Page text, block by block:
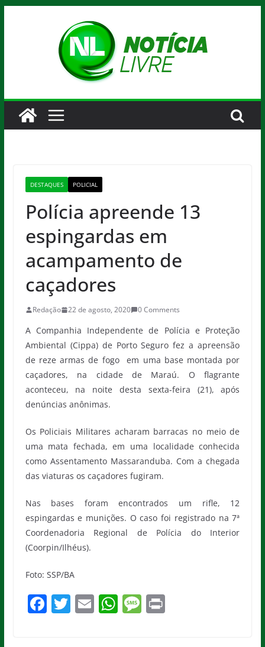
DESTAQUES POLICIAL
Polícia apreende 13
espingardas em
acampamento de
caçadores
Redação 22 de agosto, 2020 0 Comments
A Companhia Independente de Polícia e Proteção
Ambiental (Cippa) de Porto Seguro fez a apreensão
de reze armas de fogo em uma base montada por
caçadores, na cidade de Maraú. O flagrante
aconteceu, na noite desta sexta-feira (21), após
denúncias anônimas.
Os Policiais Militares acharam barracas no meio de
uma mata fechada, em uma localidade conhecida
como Assentamento Massaranduba. Com a chegada
das viaturas os caçadores fugiram.
Nas bases foram encontrados um rifle, 12
espingardas e munições. O caso foi registrado na 7ª
Coordenadoria Regional de Polícia do Interior
(Coorpin/Ilhéus).
Foto: SSP/BA
F T E W M Pr